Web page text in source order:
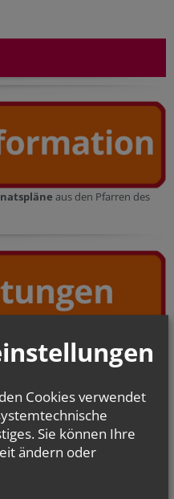
aus den Pfarren des
aus den Pfarren des
Cookies verwendet
Sie können Ihre
ändern oder